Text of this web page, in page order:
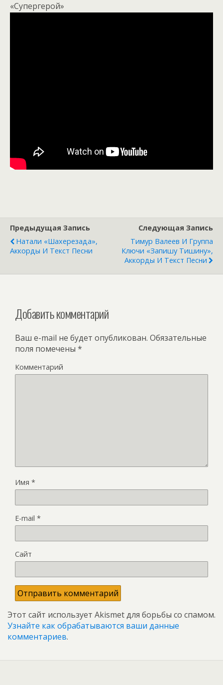
«Супергерой»
Предыдущая Запись
Натали «Шахерезада»,
Аккорды И Текст Песни
Следующая Запись
Тимур Валеев И Группа
Ключи «Запишу Тишину»,
Аккорды И Текст Песни
Добавить комментарий
Ваш e-mail не будет опубликован. Обязательные
поля помечены *
Комментарий
Имя *
E-mail *
Сайт
Этот сайт использует Akismet для борьбы со спамом.
Узнайте как обрабатываются ваши данные
комментариев.